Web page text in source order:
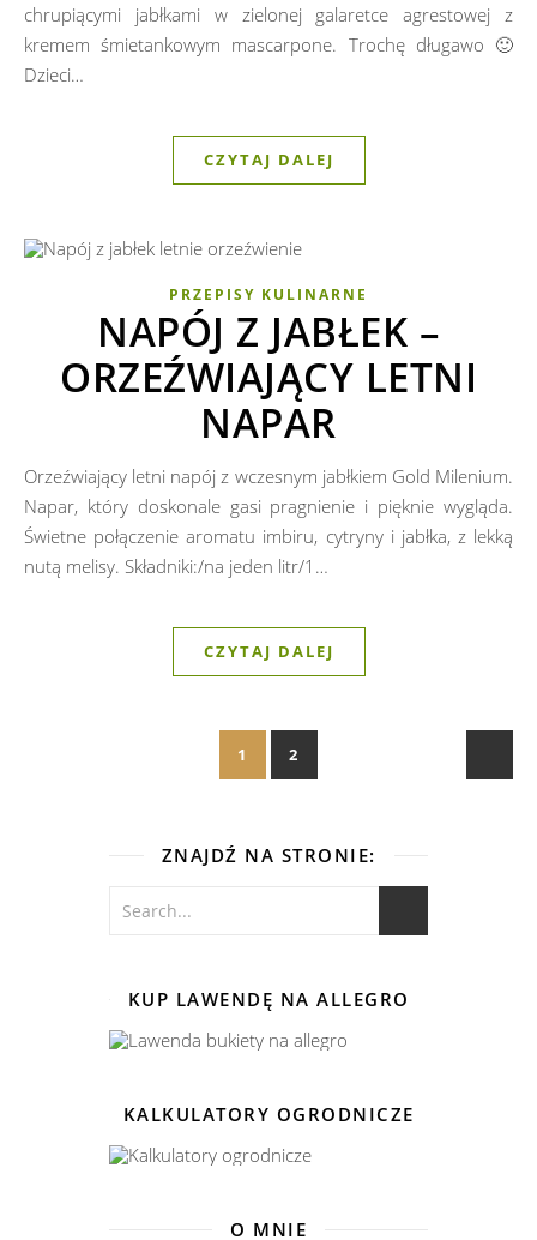
chrupiącymi jabłkami w zielonej galaretce agrestowej z
kremem śmietankowym mascarpone. Trochę długawo 🙂
Dzieci…
CZYTAJ DALEJ
PRZEPISY KULINARNE
NAPÓJ Z JABŁEK –
ORZEŹWIAJĄCY LETNI
NAPAR
Orzeźwiający letni napój z wczesnym jabłkiem Gold Milenium.
Napar, który doskonale gasi pragnienie i pięknie wygląda.
Świetne połączenie aromatu imbiru, cytryny i jabłka, z lekką
nutą melisy. Składniki:/na jeden litr/1…
CZYTAJ DALEJ
1 2
ZNAJDŹ NA STRONIE:
KUP LAWENDĘ NA ALLEGRO
KALKULATORY OGRODNICZE
O MNIE